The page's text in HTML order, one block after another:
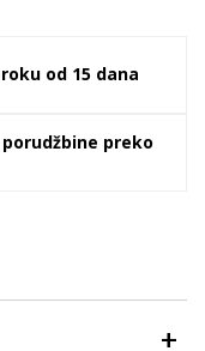
od 15 dana
preko